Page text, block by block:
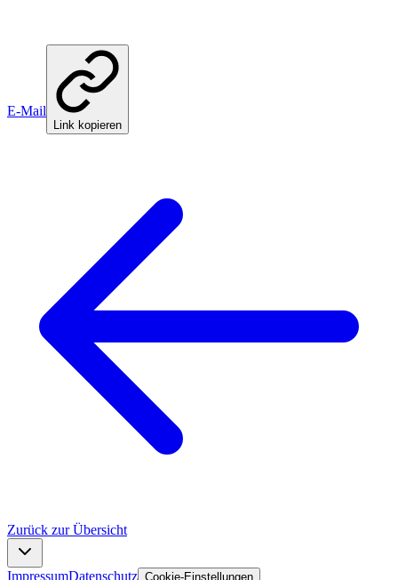
E-Mail
Link kopieren
Zurück zur Übersicht
ImpressumDatenschutz Cookie-Einstellungen